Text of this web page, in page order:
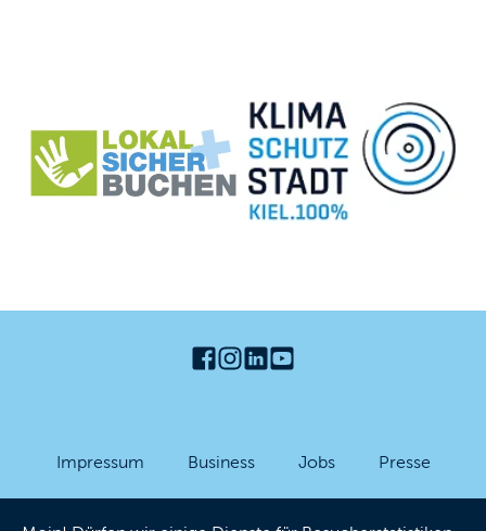
Impressum Business Jobs Presse